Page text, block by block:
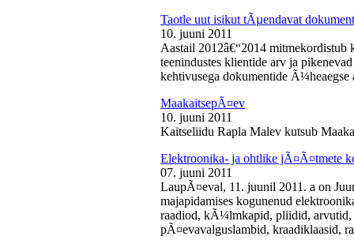
Taotle uut isikut tÃµendavat
10. juuni 2011
Aastail 2012â€“2014
teenindustes klientide arv ja
kehtivusega dokumentide Ã¼heaegse
MaakaitsepÃ¤ev
10. juuni 2011
Kaitseliidu Rapla Malev kutsub
Elektroonika- ja ohtlike jÃ¤Ã¤tmete
07. juuni 2011
LaupÃ¤eval, 11. juunil 2011. a on
majapidamises kogunenud
raadiod, kÃ¼lmkapid, pliidid,
pÃ¤evavalguslambid, kraadiklaasid,